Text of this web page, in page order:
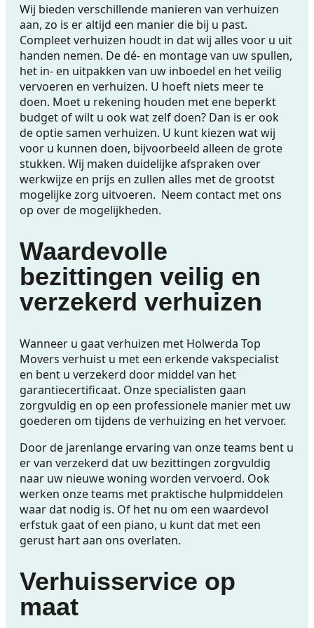
Wij bieden verschillende manieren van verhuizen
aan, zo is er altijd een manier die bij u past.
Compleet verhuizen houdt in dat wij alles voor u uit
handen nemen. De dé- en montage van uw spullen,
het in- en uitpakken van uw inboedel en het veilig
vervoeren en verhuizen. U hoeft niets meer te
doen. Moet u rekening houden met ene beperkt
budget of wilt u ook wat zelf doen? Dan is er ook
de optie samen verhuizen. U kunt kiezen wat wij
voor u kunnen doen, bijvoorbeeld alleen de grote
stukken. Wij maken duidelijke afspraken over
werkwijze en prijs en zullen alles met de grootst
mogelijke zorg uitvoeren. Neem contact met ons
op over de mogelijkheden.
Waardevolle
bezittingen veilig en
verzekerd verhuizen
Wanneer u gaat verhuizen met Holwerda Top
Movers verhuist u met een erkende vakspecialist
en bent u verzekerd door middel van het
garantiecertificaat. Onze specialisten gaan
zorgvuldig en op een professionele manier met uw
goederen om tijdens de verhuizing en het vervoer.
Door de jarenlange ervaring van onze teams bent u
er van verzekerd dat uw bezittingen zorgvuldig
naar uw nieuwe woning worden vervoerd. Ook
werken onze teams met praktische hulpmiddelen
waar dat nodig is. Of het nu om een waardevol
erfstuk gaat of een piano, u kunt dat met een
gerust hart aan ons overlaten.
Verhuisservice op
maat